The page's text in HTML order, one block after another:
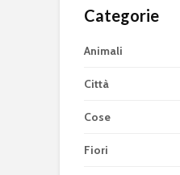
Categorie
Animali
Città
Cose
Fiori